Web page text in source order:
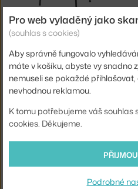
&TRADITION
4 - 6 týdnů
Pro web vyladěný jako
(souhlas s cookies)
Aby správně fungovalo
máte v košíku, abyste vy snadno
nemuseli se pokaždé
nevhodnou reklamou.
K tomu potřebujeme váš souhlas
cookies. Děkujeme.
Podrobné